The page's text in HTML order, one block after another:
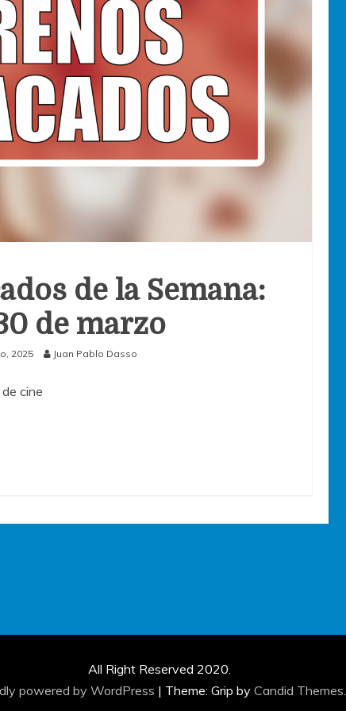
de la Semana:
de marzo
2025 Juan Pablo Dasso
cine
All Right Reserved 2020.
powered by WordPress | Theme: Grip by Candid Themes.